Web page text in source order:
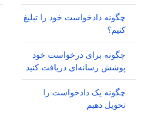
چگونه دادخواست خود را تبلیغ
کنیم؟
چگونه برای درخواست خود
پوشش رسانه‌ای دریافت کنید
چگونه یک دادخواست را
تحویل دهیم